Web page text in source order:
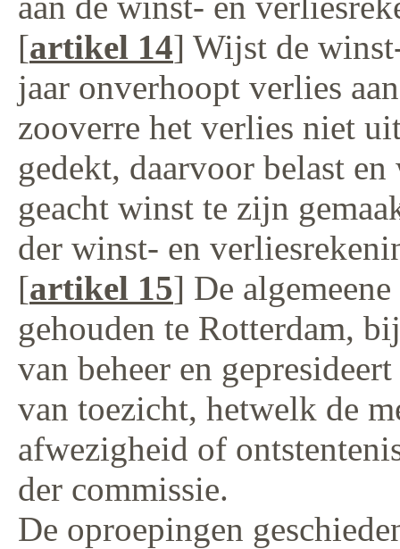
[artikel 14] Wijst de
jaar onverhoopt verlies
zooverre het verlies niet
gedekt, daarvoor belast
geacht winst te zijn
der winst- en
[artikel 15] De
gehouden te Rotterdam,
van beheer en
van toezicht, hetwelk de
afwezigheid of
der commissie.
De oproepingen